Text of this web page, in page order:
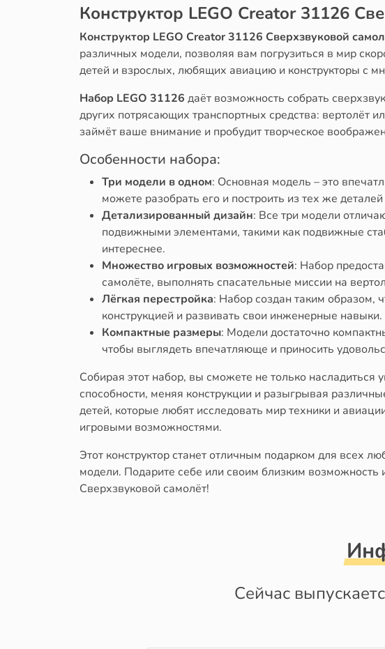
Конструктор LEGO Creator 31126
Конструктор LEGO Creator 31126 Сверхзвуковой
различных модели, позволяя вам погрузиться в мир
детей и взрослых, любящих авиацию и конструкторы с
Набор LEGO 31126 даёт возможность собрать
других потрясающих транспортных средства: вертолёт
займёт ваше внимание и пробудит творческое
Особенности набора:
Три модели в одном: Основная модель – это
можете разобрать его и построить из тех же
Детализированный дизайн: Все три модели
подвижными элементами, такими как подвижные
интереснее.
Множество игровых возможностей: Набор
самолёте, выполнять спасательные миссии на
Лёгкая перестройка: Набор создан таким образом,
конструкцией и развивать свои инженерные навыки.
Компактные размеры: Модели достаточно
чтобы выглядеть впечатляюще и приносить
Собирая этот набор, вы сможете не только
способности, меняя конструкции и разыгрывая
детей, которые любят исследовать мир техники и
игровыми возможностями.
Этот конструктор станет отличным подарком для всех
модели. Подарите себе или своим близким
Сверхзвуковой самолёт!
Сейчас